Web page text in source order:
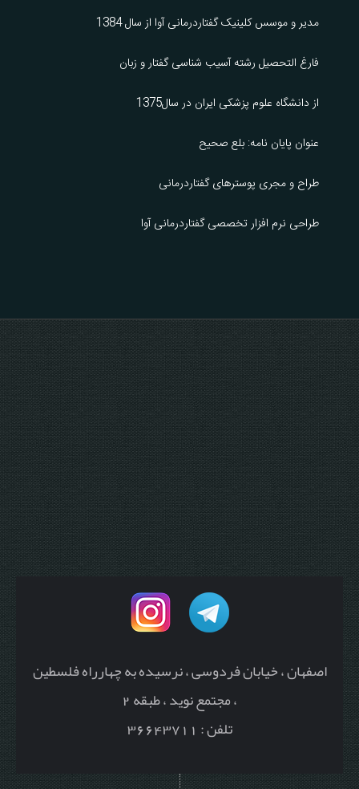
مدیر و موسس کلینیک گفتاردرمانی آوا از سال 1384
فارغ التحصیل رشته آسیب شناسی گفتار و زبان
از دانشگاه علوم پزشکی ایران در سال1375
عنوان پایان نامه: بلع صحیح
طراح و مجری پوسترهای گفتاردرمانی
طراحی نرم افزار تخصصی گفتاردرمانی آوا
اصفهان ، خیابان فردوسی ، نرسیده به چهارراه فلسطین
، مجتمع نوید ، طبقه 2
تلفن : 36643711